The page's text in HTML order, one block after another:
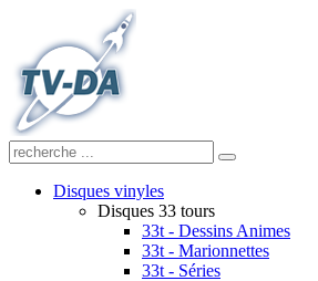
Disques vinyles
Disques 33 tours
33t - Dessins Animes
33t - Marionnettes
33t - Séries